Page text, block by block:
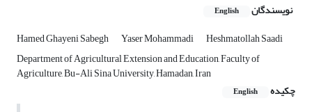
نویسندگان English
Hamed Ghayeni Sabegh Yaser Mohammadi
Heshmatollah Saadi
Department of Agricultural Extension and Education, Faculty of
Agriculture, Bu-Ali Sina University, Hamadan, Iran
چکیده
English